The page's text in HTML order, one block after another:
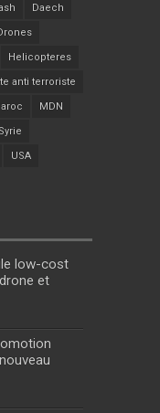
Daech
Helicopteres
anti terroriste
MDN
Syrie
USA
low-cost
et